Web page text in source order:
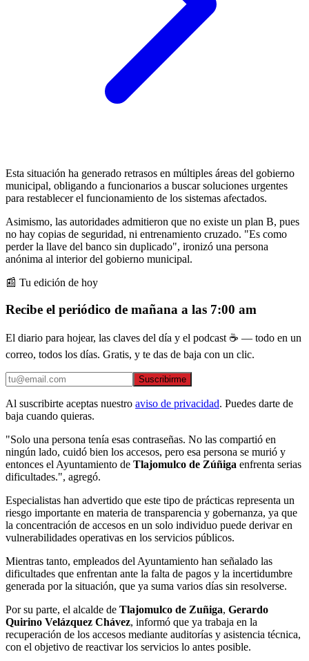
Esta situación ha generado retrasos en múltiples áreas del gobierno
municipal, obligando a funcionarios a buscar soluciones urgentes
para restablecer el funcionamiento de los sistemas afectados.
Asimismo, las autoridades admitieron que no existe un plan B, pues
no hay copias de seguridad, ni entrenamiento cruzado. "Es como
perder la llave del banco sin duplicado", ironizó una persona
anónima al interior del gobierno municipal.
📰 Tu edición de hoy
Recibe el periódico de mañana a las 7:00 am
El diario para hojear, las claves del día y el podcast ☕ — todo en un
correo, todos los días. Gratis, y te das de baja con un clic.
Suscribirme
Al suscribirte aceptas nuestro aviso de privacidad. Puedes darte de
baja cuando quieras.
"Solo una persona tenía esas contraseñas. No las compartió en
ningún lado, cuidó bien los accesos, pero esa persona se murió y
entonces el Ayuntamiento de Tlajomulco de Zúñiga enfrenta serias
dificultades.", agregó.
Especialistas han advertido que este tipo de prácticas representa un
riesgo importante en materia de transparencia y gobernanza, ya que
la concentración de accesos en un solo individuo puede derivar en
vulnerabilidades operativas en los servicios públicos.
Mientras tanto, empleados del Ayuntamiento han señalado las
dificultades que enfrentan ante la falta de pagos y la incertidumbre
generada por la situación, que ya suma varios días sin resolverse.
Por su parte, el alcalde de Tlajomulco de Zuñiga, Gerardo
Quirino Velázquez Chávez, informó que ya trabaja en la
recuperación de los accesos mediante auditorías y asistencia técnica,
con el objetivo de reactivar los servicios lo antes posible.